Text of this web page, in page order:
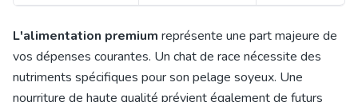
L'alimentation premium représente une part majeure de
vos dépenses courantes. Un chat de race nécessite des
nutriments spécifiques pour son pelage soyeux. Une
nourriture de haute qualité prévient également de futurs